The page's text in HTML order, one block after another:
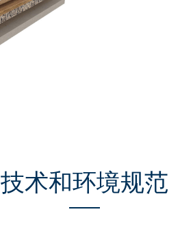
技术和环境规范